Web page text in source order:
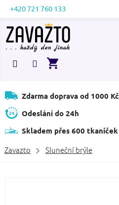
Přejít
obsah
+420 721 760 133
NÁKUPNÍ
Zdarma doprava od 1000 Kč
Odeslání do 24h
Skladem přes 600 tkaniček
Zavazto Sluneční brýle